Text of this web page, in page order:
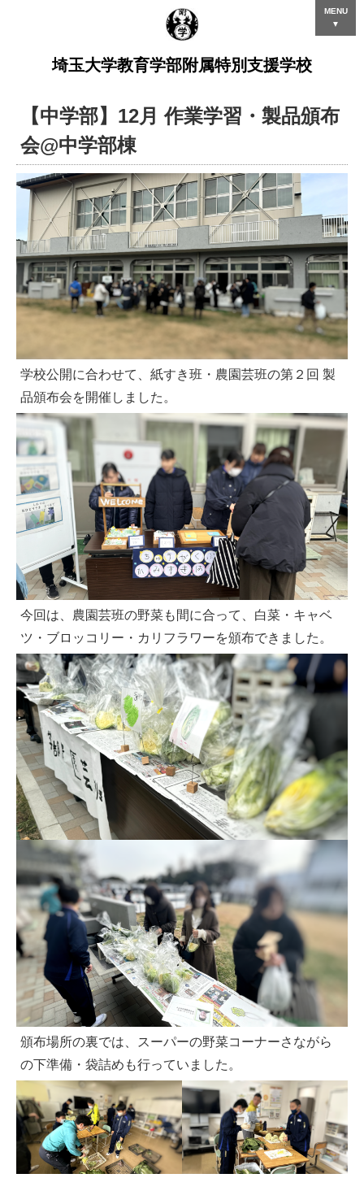
埼玉大学教育学部附属特別支援学校
MENU
▼
【中学部】12月 作業学習・製品頒布
会@中学部棟
学校公開に合わせて、紙すき班・農園芸班の第２回 製
品頒布会を開催しました。
今回は、農園芸班の野菜も間に合って、白菜・キャベ
ツ・ブロッコリー・カリフラワーを頒布できました。
頒布場所の裏では、スーパーの野菜コーナーさながら
の下準備・袋詰めも行っていました。